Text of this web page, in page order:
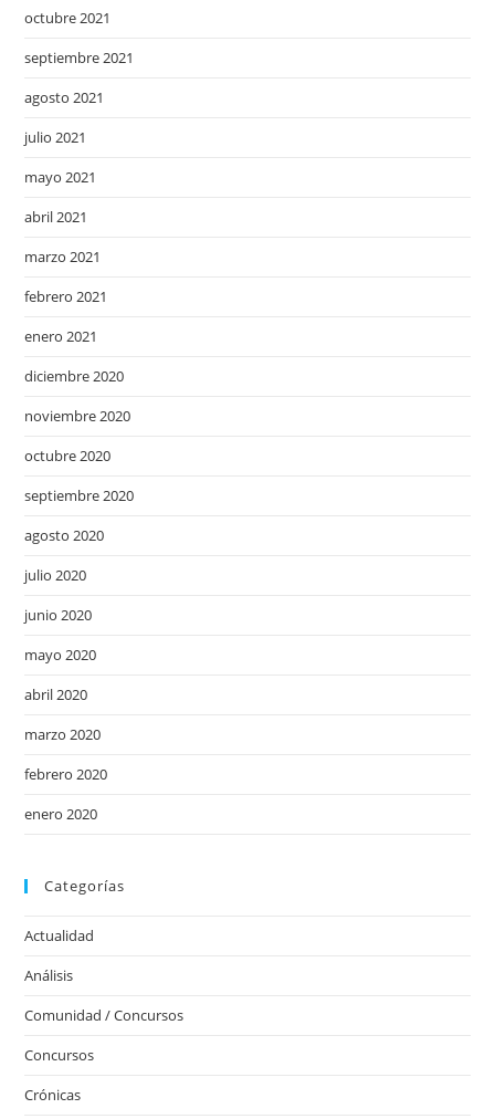
octubre 2021
septiembre 2021
agosto 2021
julio 2021
mayo 2021
abril 2021
marzo 2021
febrero 2021
enero 2021
diciembre 2020
noviembre 2020
octubre 2020
septiembre 2020
agosto 2020
julio 2020
junio 2020
mayo 2020
abril 2020
marzo 2020
febrero 2020
enero 2020
Categorías
Actualidad
Análisis
Comunidad / Concursos
Concursos
Crónicas